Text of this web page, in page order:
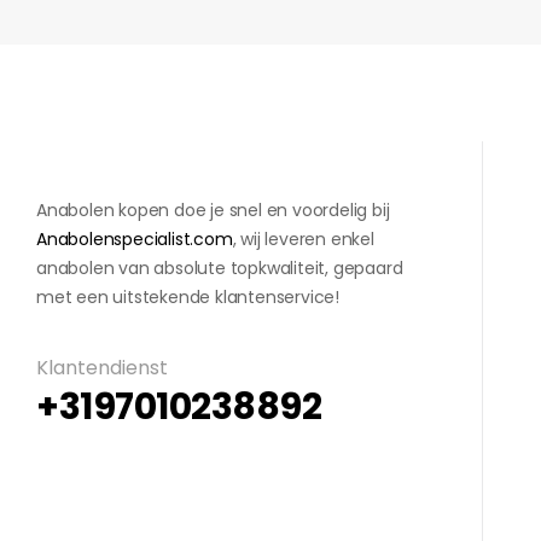
Anabolen kopen doe je snel en voordelig bij
Anabolenspecialist.com, wij leveren enkel
anabolen van absolute topkwaliteit, gepaard
met een uitstekende klantenservice!
Klantendienst
+3197010238892